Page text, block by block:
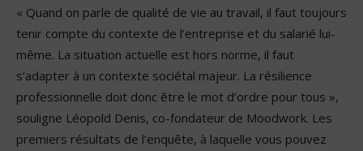
« Quand on parle de qualité de vie au travail, il faut toujours
tenir compte du contexte de l’entreprise et du salarié lui-
même. La situation actuelle est hors norme, il faut
s’adapter à un contexte sociétal majeur. La résilience
professionnelle doit donc être le mot d’ordre pour tous »,
souligne Léopold Denis, co-fondateur de Moodwork. Les
premiers résultats de l’enquête, à laquelle vous pouvez